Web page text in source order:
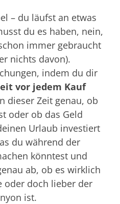
– du läufst an etwas
du es haben, nein,
immer gebraucht
nichts davon).
indem du dir
vor jedem Kauf
dieser Zeit genau, ob
oder ob das Geld
Urlaub investiert
du während der
könntest und
ab, ob es wirklich
oder doch lieber der
ist.